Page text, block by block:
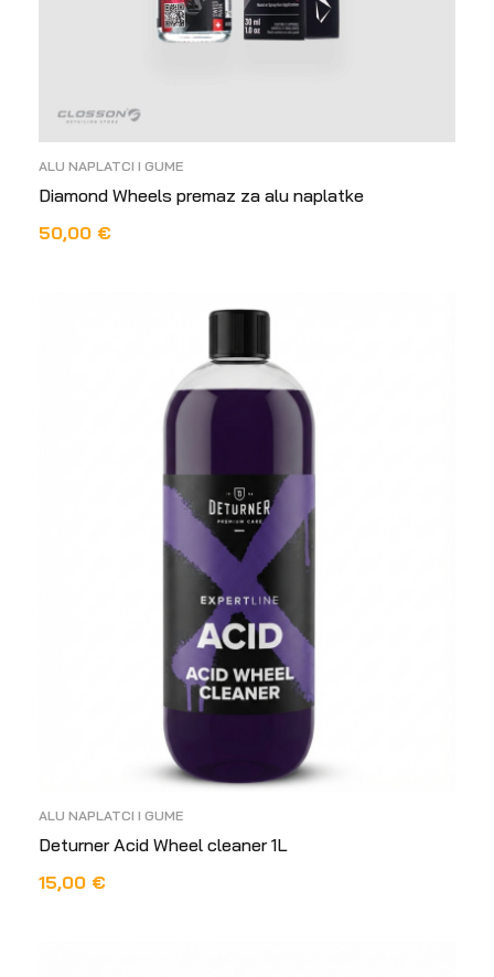
ALU NAPLATCI I GUME
Diamond Wheels premaz za alu naplatke
50,00 €
ALU NAPLATCI I GUME
Deturner Acid Wheel cleaner 1L
15,00 €